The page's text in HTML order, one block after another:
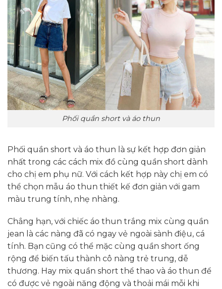
Phối quần short và áo thun
Phối quần short và áo thun là sự kết hợp đơn giản
nhất trong các cách mix đồ cùng quần short dành
cho chị em phụ nữ. Với cách kết hợp này chị em có
thể chọn mẫu áo thun thiết kế đơn giản với gam
màu trung tính, nhẹ nhàng.
Chẳng hạn, với chiếc áo thun trắng mix cùng quần
jean là các nàng đã có ngay vẻ ngoài sành điệu, cá
tính. Bạn cũng có thể mặc cùng quần short ống
rộng để biến tấu thành cô nàng trẻ trung, dễ
thương. Hay mix quần short thể thao và áo thun để
có được vẻ ngoài năng động và thoải mái mỗi khi